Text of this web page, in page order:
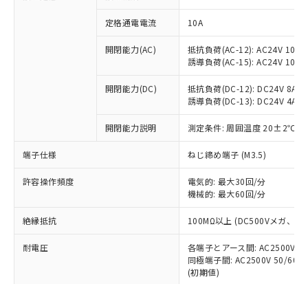
定格通電電流 10A
開閉能力(AC)
抵抗負荷(AC-12): AC24V 10A/
誘導負荷(AC-15): AC24V
開閉能力(DC)
抵抗負荷(DC-12): DC24V 8A/
誘導負荷(DC-13): DC24V 4A/
開閉能力説明 測定条件: 周囲温度 20±2℃、
端子仕様 ねじ締め端子 (M3.5)
許容操作頻度
電気的: 最大30回/分
機械的: 最大60回/分
絶縁抵抗 100MΩ以上 (DC500Vメガ、点
耐電圧
各端子とアース間: AC2500V
同極端子間: AC2500V 50/
(初期値)
ご利用条件
以下の条件をお読みいただき、同意のうえ
ご利用ください。
本サービスは、当社制御機器事業取扱
商品の当社在庫状況および標準価格
(税抜)を提供させていただくもので
当社制御機器事業取扱商品の中には、
本サービスの対象外となる商品もある
ことをご了承ください。
在庫状況および標準価格照会結果は、
記載している更新日時点での社内デー
タに基づき作成されるものであり、閲
覧された時点での実際の在庫および標
準価格とは異なる場合があることをご
対応予定：EU RoHS指令（10物質）の非含
有に対応した製品に切り替える予定のある
対応予定なし：EU RoHS指令（10物質）の
非含有に非対応の商品で、対応品を出す予
定はありません。
調査・確認中：EU RoHS指令（10物質）の
非含有の対応状況を調査中または確認中の
非該当品：ライセンス料など無形物で、有
害物質有無と関係のない商品です。
仕入先様の事情により、非含有部品として
いたものが、含有品と判明した場合などや
むを得ず変更することがあります。
六価クロム(Cr(Ⅵ)) 1000ppm以下、ポリ臭化ビフェニル
類(PBB) 1000ppm以下、ポリ臭化ジフェニルエーテル類
「○」：最大均質材料含有率が中国RoHSの
基準値以下であることを示します。
「×」：最大均質材料含有率が中国RoHSの
基準値を超えていることを示します。
「－」：未確認です。当社販売部門へお問
*中国RoHS10物質の基準値 (GB/T26572)：
Pb(鉛) :1000ppm、 Hg(水銀) : 1000ppm、 Cd(カドミウ
Cr(Ⅵ)(六価クロム) : 1000ppm、 PBBs(ポリ臭化ビフェ
当社は、これら貴社製品のうち、外国
為替および外国貿易法に定める商品
（以下｢規制貨物等」という）を輸出
または国外への提供する場合は、日本
国政府の輸出許可(または役務取引許
可)を取得するなどの必要な手続きを